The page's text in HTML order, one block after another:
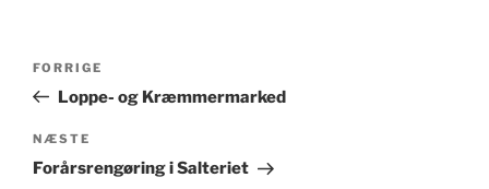
Indlægsnavigation
Forrige
indlæg
FORRIGE
Loppe- og Kræmmermarked
Næste
indlæg
NÆSTE
Forårsrengøring i Salteriet